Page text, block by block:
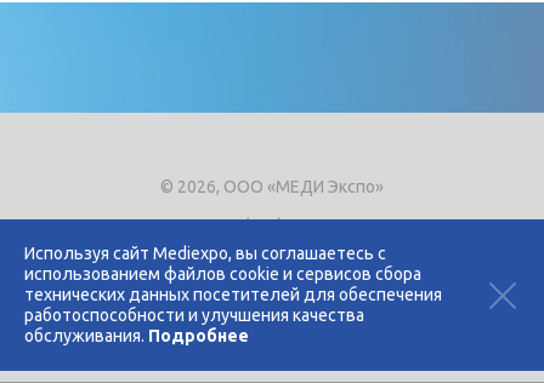
Используя сайт Mediexpo, вы соглашаетесь с
использованием файлов cookie и сервисов сбора
технических данных посетителей для обеспечения
работоспособности и улучшения качества
обслуживания. Подробнее
© 2026, ООО «МЕДИ Экспо»
Тел.+7 (495) 721-8866
E-mail:expo@mediexpo.ru
Контакты
Политика использования cookies
Политика конфиденциальности